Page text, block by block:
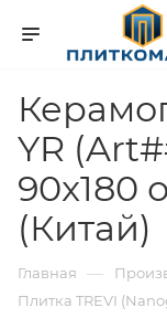
YR
90x180
(Китай)
Главная —
Плитка TREVI